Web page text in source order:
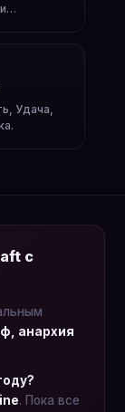
Удача,
с
анархия
. Пока все